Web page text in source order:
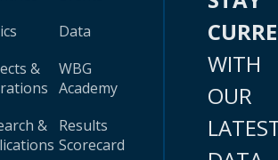
&
&
Data
WBG
Academy
Results
Scorecard
WITH
OUR